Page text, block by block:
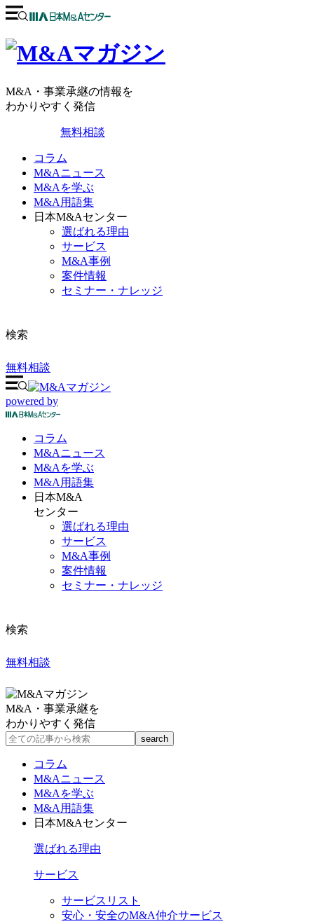
M&A・事業承継の情報を
わかりやすく発信
無料相談
コラム
M&Aニュース
M&Aを学ぶ
M&A用語集
日本M&Aセンター
選ばれる理由
サービス
M&A事例
案件情報
セミナー・ナレッジ
検索
無料相談
powered by
コラム
M&Aニュース
M&Aを学ぶ
M&A 用語集
日本M&A
センター
選ばれる理由
サービス
M&A事例
案件情報
セミナー・ナレッジ
検索
無料相談
M&A・事業承継を
わかりやすく発信
コラム
M&Aニュース
M&Aを学ぶ
M&A用語集
日本M&Aセンター
選ばれる理由
サービス
サービスリスト
安心・安全のM&A仲介サービス